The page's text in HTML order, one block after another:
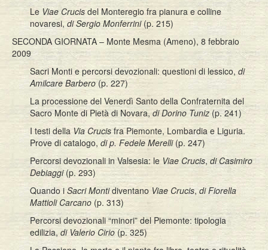
Le Viae Crucisdel Monteregio fra pianura e colline
novaresi, di Sergio Monferrini(p. 215)
SECONDA GIORNATA – Monte Mesma (Ameno), 8 febbraio
2009
Sacri Monti e percorsi devozionali: questioni di lessico, di
Amilcare Barbero (p. 227)
La processione del Venerdì Santo della Confraternita del
Sacro Monte di Pietà di Novara, di Dorino Tuniz (p. 241)
I testi dellaVia Crucisfra Piemonte, Lombardia e Liguria.
Prove di catalogo, di p. Fedele Merelli(p. 247)
Percorsi devozionali in Valsesia: le Viae Crucis, di Casimiro
Debiaggi(p. 293)
Quando i Sacri Montidiventano Viae Crucis,di Fiorella
Mattioli Carcano (p. 313)
Percorsi devozionali “minori” del Piemonte: tipologia
edilizia, di Valerio Cirio(p. 325)